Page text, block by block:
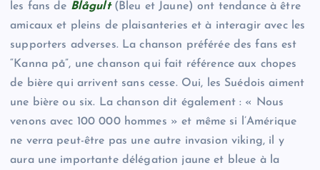
les fans de Blågult(Bleu et Jaune) ont tendance à être
amicaux et pleins de plaisanteries et à interagir avec les
supporters adverses. La chanson préférée des fans est
“Kanna på”, une chanson qui fait référence aux chopes
de bière qui arrivent sans cesse. Oui, les Suédois aiment
une bière ou six. La chanson dit également : « Nous
venons avec 100 000 hommes » et même si l’Amérique
ne verra peut-être pas une autre invasion viking, il y
aura une importante délégation jaune et bleue à la